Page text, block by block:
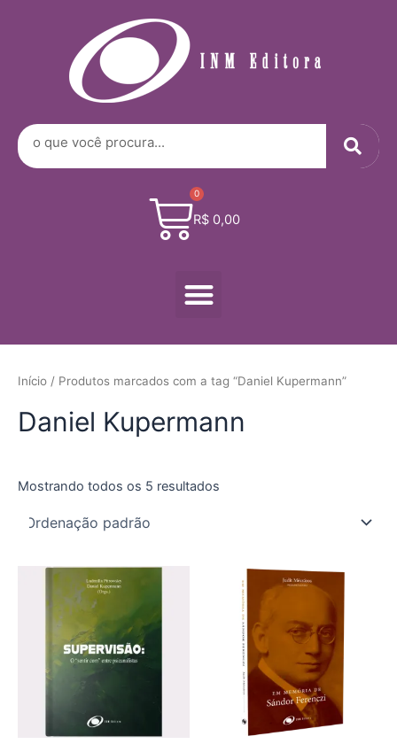
Search
R$0,00
0
Cart
Menu
Início / Produtos marcados com a tag “Daniel Kupermann”
Daniel Kupermann
Mostrando todos os 5 resultados